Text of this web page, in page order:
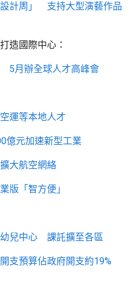
計周」 支持大型演藝作品
造國際中心：
5月辦全球人才高峰會
運等本地人才
元加速新型工業
大航空網絡
版「智方便」
兒中心 課託擴至各區
支預算佔政府開支約19%